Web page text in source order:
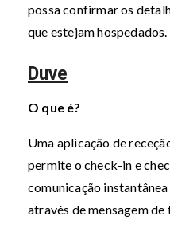
possa confirmar os
que estejam hospedados.
Duve
O que é?
Uma aplicação de
permite o check-in e
comunicação
através de mensagem